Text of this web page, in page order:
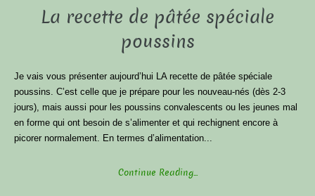
La recette de pâtée spéciale
poussins
Je vais vous présenter aujourd’hui LA recette de pâtée spéciale
poussins. C’est celle que je prépare pour les nouveau-nés (dès 2-3
jours), mais aussi pour les poussins convalescents ou les jeunes mal
en forme qui ont besoin de s’alimenter et qui rechignent encore à
picorer normalement. En termes d’alimentation...
Continue Reading...